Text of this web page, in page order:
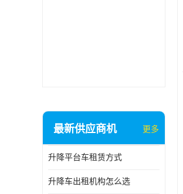
最新供应商机 更多
升降平台车租赁方式
升降车出租机构怎么选